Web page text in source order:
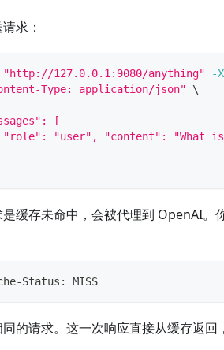
求：
"http://127.0.0.1:9080/anything" -X
Type: application/json"
\
[
"role": "user", "content": "What
缓存未命中，会被代理到 OpenAI。
Status: MISS
的请求。这一次响应直接从缓存返